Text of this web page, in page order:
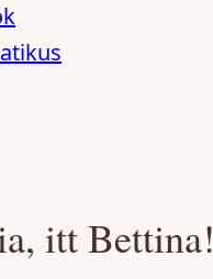
itt Bettina!